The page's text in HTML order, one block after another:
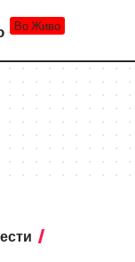
Во Живо